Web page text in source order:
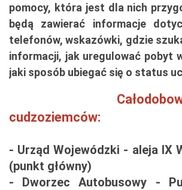
pomocy, która jest dla nich
będą zawierać informacje
telefonów, wskazówki, gdzie
informacji, jak uregulować pobyt
jaki sposób ubiegać się o status
cudzoziemców:
- Urząd Wojewódzki - aleja IX
(punkt główny)
- Dworzec Autobusowy -